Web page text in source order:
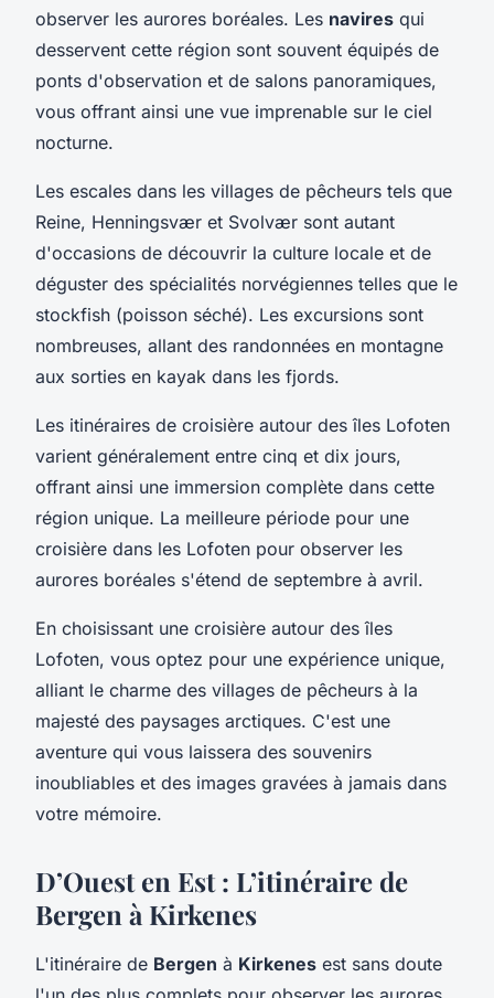
observer les aurores boréales. Les navires qui
desservent cette région sont souvent équipés de
ponts d'observation et de salons panoramiques,
vous offrant ainsi une vue imprenable sur le ciel
nocturne.
Les escales dans les villages de pêcheurs tels que
Reine, Henningsvær et Svolvær sont autant
d'occasions de découvrir la culture locale et de
déguster des spécialités norvégiennes telles que le
stockfish (poisson séché). Les excursions sont
nombreuses, allant des randonnées en montagne
aux sorties en kayak dans les fjords.
Les itinéraires de croisière autour des îles Lofoten
varient généralement entre cinq et dix jours,
offrant ainsi une immersion complète dans cette
région unique. La meilleure période pour une
croisière dans les Lofoten pour observer les
aurores boréales s'étend de septembre à avril.
En choisissant une croisière autour des îles
Lofoten, vous optez pour une expérience unique,
alliant le charme des villages de pêcheurs à la
majesté des paysages arctiques. C'est une
aventure qui vous laissera des souvenirs
inoubliables et des images gravées à jamais dans
votre mémoire.
D’Ouest en Est : L’itinéraire de
Bergen à Kirkenes
L'itinéraire de Bergen à Kirkenes est sans doute